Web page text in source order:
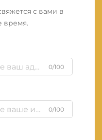
с вами в
время.
0/100
0/100